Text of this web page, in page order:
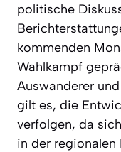
politische
kommenden
Wahlkampf
Auswanderer
gilt es, die
verfolgen, da
in der regionalen